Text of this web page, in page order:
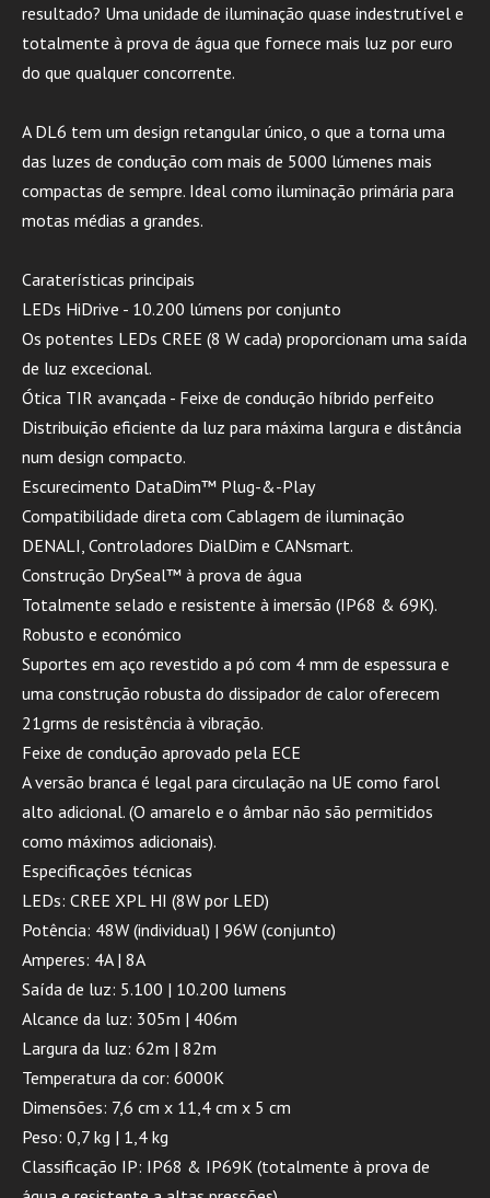
resultado? Uma unidade de iluminação quase indestrutível e
totalmente à prova de água que fornece mais luz por euro
do que qualquer concorrente.
A DL6 tem um design retangular único, o que a torna uma
das luzes de condução com mais de 5000 lúmenes mais
compactas de sempre. Ideal como iluminação primária para
motas médias a grandes.
Caraterísticas principais
LEDs HiDrive - 10.200 lúmens por conjunto
Os potentes LEDs CREE (8 W cada) proporcionam uma saída
de luz excecional.
Ótica TIR avançada - Feixe de condução híbrido perfeito
Distribuição eficiente da luz para máxima largura e distância
num design compacto.
Escurecimento DataDim™ Plug-&-Play
Compatibilidade direta com Cablagem de iluminação
DENALI, Controladores DialDim e CANsmart.
Construção DrySeal™ à prova de água
Totalmente selado e resistente à imersão (IP68 & 69K).
Robusto e económico
Suportes em aço revestido a pó com 4 mm de espessura e
uma construção robusta do dissipador de calor oferecem
21grms de resistência à vibração.
Feixe de condução aprovado pela ECE
A versão branca é legal para circulação na UE como farol
alto adicional. (O amarelo e o âmbar não são permitidos
como máximos adicionais).
Especificações técnicas
LEDs: CREE XPL HI (8W por LED)
Potência: 48W (individual) | 96W (conjunto)
Amperes: 4A | 8A
Saída de luz: 5.100 | 10.200 lumens
Alcance da luz: 305m | 406m
Largura da luz: 62m | 82m
Temperatura da cor: 6000K
Dimensões: 7,6 cm x 11,4 cm x 5 cm
Peso: 0,7 kg | 1,4 kg
Classificação IP: IP68 & IP69K (totalmente à prova de